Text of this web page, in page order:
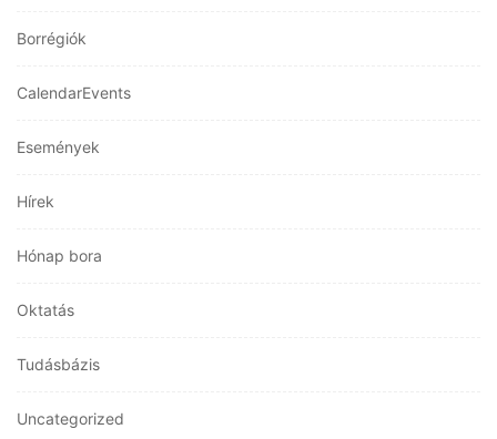
Borrégiók
CalendarEvents
Események
Hírek
Hónap bora
Oktatás
Tudásbázis
Uncategorized